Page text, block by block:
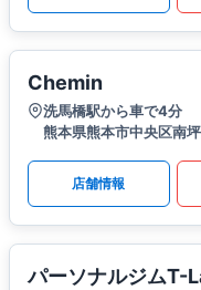
Chemin
洗馬橋駅から車で4分
熊本県熊本市中央区南
店舗情報
パーソナルジムT-